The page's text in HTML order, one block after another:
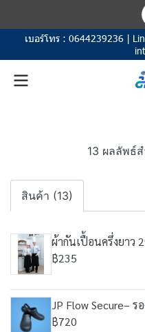
เบอร์โทร : 0644239236 |
13 ผลลัพธ์
สินค้า (13)
ผ้ากันเปื้อนครึ่งยาว
฿235
JP Flow Secure–
฿720